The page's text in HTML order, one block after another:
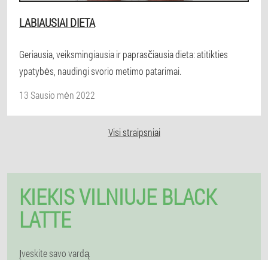
LABIAUSIAI DIETA
Geriausia, veiksmingiausia ir paprasčiausia dieta: atitikties
ypatybės, naudingi svorio metimo patarimai.
13 Sausio mėn 2022
Visi straipsniai
KIEKIS VILNIUJE BLACK
LATTE
Įveskite savo vardą